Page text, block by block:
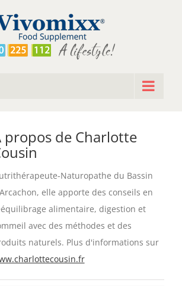
propos de Charlotte
Naturopathe du Bassin
elle apporte des conseils en
alimentaire, digestion et
avec des méthodes et des
naturels. Plus d'informations sur